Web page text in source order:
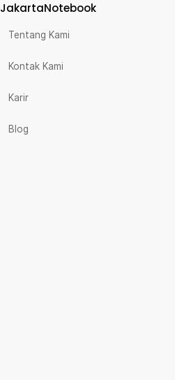
JakartaNotebook
Tentang Kami
Kontak Kami
Karir
Blog